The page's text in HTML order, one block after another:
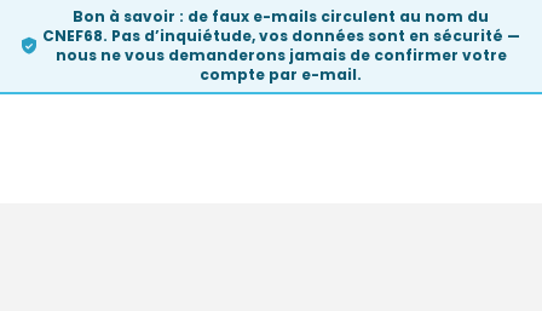
Bon à savoir : de faux e-mails circulent au nom du
CNEF68. Pas d’inquiétude, vos données sont en sécurité —
nous ne vous demanderons jamaisde confirmer votre
compte par e-mail.